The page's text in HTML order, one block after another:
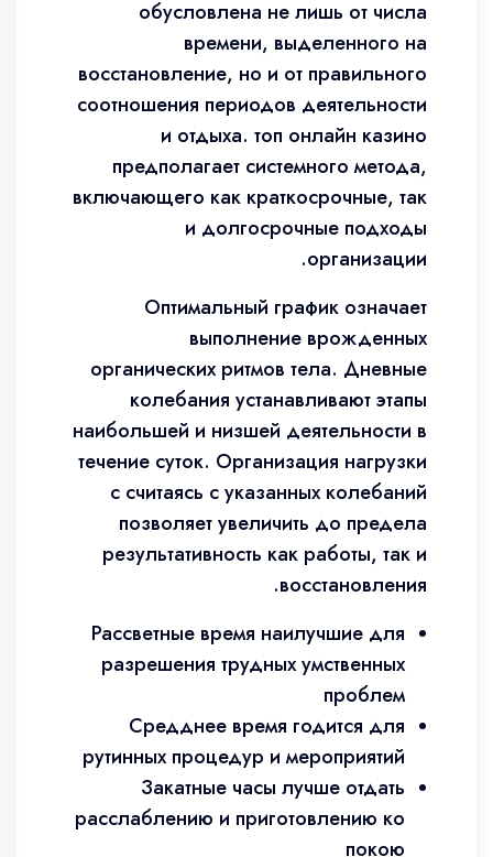
обусловлена не лишь от числа
времени, выделенного на
восстановление, но и от правильного
соотношения периодов деятельности
и отдыха. топ онлайн казино
предполагает системного метода,
включающего как краткосрочные, так
и долгосрочные подходы
организации.
Оптимальный график означает
выполнение врожденных
органических ритмов тела. Дневные
колебания устанавливают этапы
наибольшей и низшей деятельности в
течение суток. Организация нагрузки
с считаясь с указанных колебаний
позволяет увеличить до предела
результативность как работы, так и
восстановления.
Рассветные время наилучшие для
разрешения трудных умственных
проблем
Средднее время годится для
рутинных процедур и мероприятий
Закатные часы лучше отдать
расслаблению и приготовлению ко
покою